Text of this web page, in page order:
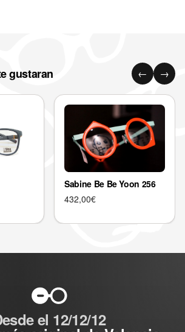
gustaran ← →
Sabine Be Be Yoon 256
432,00€
el 12/12/12